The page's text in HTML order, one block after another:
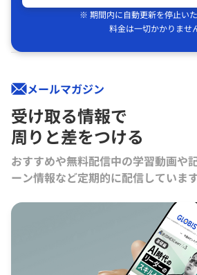
※ 期間内に自動更新を停止い
料金は一切かかりませ
メールマガジン
受け取る情報で
周りと差をつける
おすすめや無料配信中の学習動画や
ーン情報など定期的に配信しています